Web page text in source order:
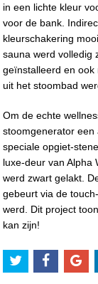
in een lichte kleur
voor de bank.
kleurschakering
sauna werd volledig
geïnstalleerd en ook
uit het stoombad
Om de echte
stoomgenerator
speciale opgiet-
luxe-deur van Alpha
werd zwart gelakt.
gebeurt via de
werd. Dit project
kan zijn!